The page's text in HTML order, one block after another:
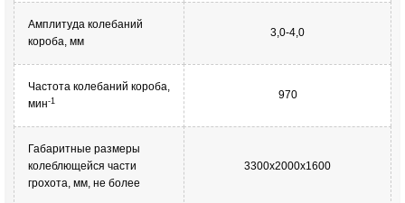
Амплитуда колебаний
короба, мм
3,0-4,0
Частота колебаний короба,
мин-1 970
Габаритные размеры
колеблющейся части
грохота, мм, не более
3300х2000х1600